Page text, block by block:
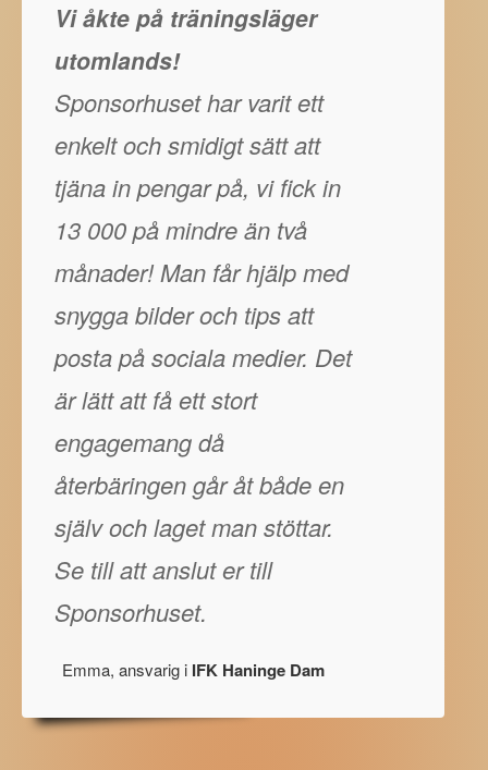
Vi åkte på träningsläger
utomlands!
Sponsorhuset har varit ett
enkelt och smidigt sätt att
tjäna in pengar på, vi fick in
13 000 på mindre än två
månader! Man får hjälp med
snygga bilder och tips att
posta på sociala medier. Det
är lätt att få ett stort
engagemang då
återbäringen går åt både en
själv och laget man stöttar.
Se till att anslut er till
Sponsorhuset.
Emma, ansvarig i IFK Haninge Dam